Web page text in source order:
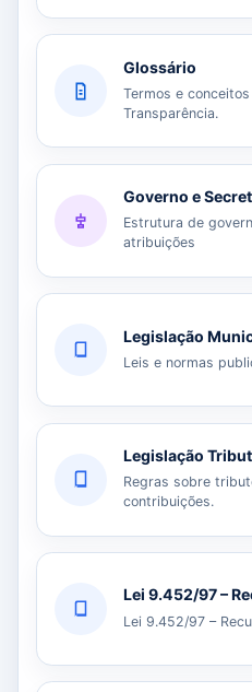
Glossário
Termos e
Transparência.
Governo e
Estrutura de
atribuições
Legislação
Leis e normas
Legislação
Regras sobre
contribuições.
Lei 9.452/97 –
Lei 9.452/97 –